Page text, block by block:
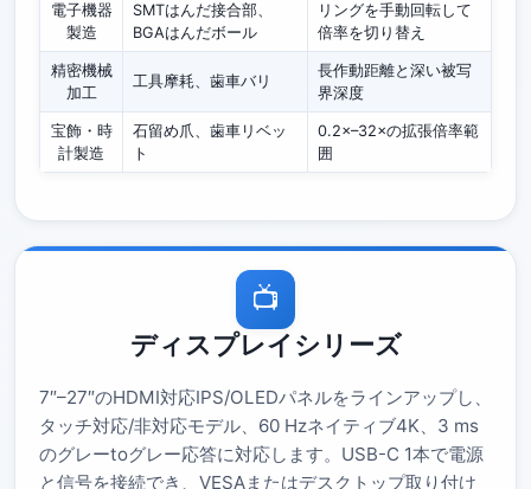
電子機器
製造
SMTはんだ接合部、
BGAはんだボール
リングを手動回転して
倍率を切り替え
精密機械
加工
工具摩耗、歯車バリ
長作動距離と深い被写
界深度
宝飾・時
計製造
石留め爪、歯車リベッ
ト
0.2×–32×の拡張倍率範
囲
📺
ディスプレイシリーズ
7″–27″のHDMI対応IPS/OLEDパネルをラインアップし、
タッチ対応/非対応モデル、60 Hzネイティブ4K、3 ms
のグレーtoグレー応答に対応します。USB-C 1本で電源
と信号を接続でき、VESAまたはデスクトップ取り付け